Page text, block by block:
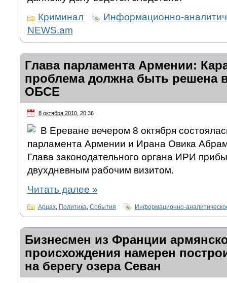
Криминал
Информационно-
NEWS.am
Глава парламента Армении:
проблема должна быть решена
ОБСЕ
8 октября 2010, 20:36
В Ереване вечером 8 октября
парламента Армении и Ирана Овика
Глава законодательного органа ИРИ
двухдневным рабочим визитом.
Читать далее »
Арцах, Политика, События Информационно-
Бизнесмен из Франции
происхождения намерен
на берегу озера Севан